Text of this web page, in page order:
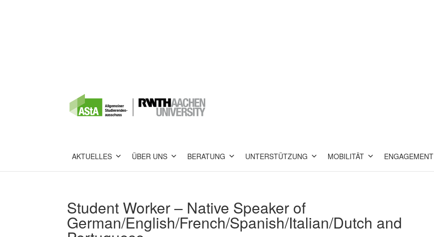
AKTUELLES ÜBER UNS BERATUNG UNTERSTÜTZUNG MOBILITÄT ENGAGEMENT
Student Worker – Native Speaker of
German/English/French/Spanish/Italian/Dutch and